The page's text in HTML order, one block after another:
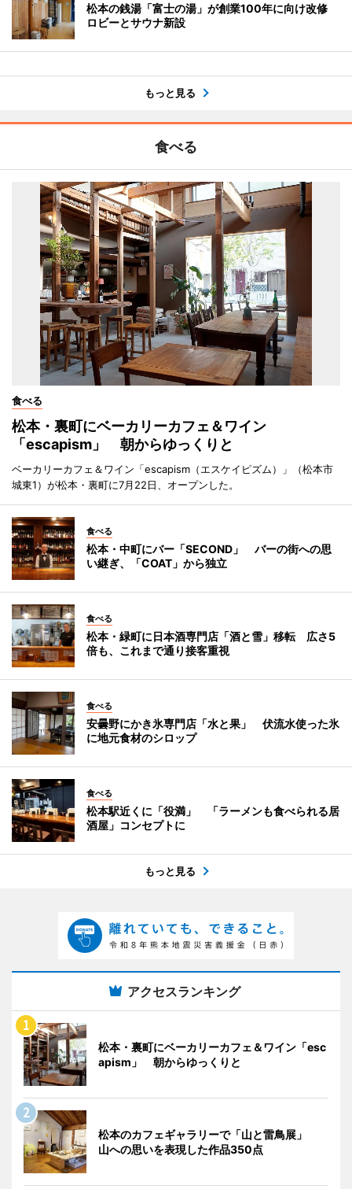
松本の銭湯「富士の湯」が創業100年に向け改修
ロビーとサウナ新設
もっと見る
食べる
食べる
松本・裏町にベーカリーカフェ＆ワイン
「escapism」 朝からゆっくりと
ベーカリーカフェ＆ワイン「escapism（エスケイピズム）」（松本市
城東1）が松本・裏町に7月22日、オープンした。
食べる
松本・中町にバー「SECOND」 バーの街への思
い継ぎ、「COAT」から独立
食べる
松本・緑町に日本酒専門店「酒と雪」移転 広さ5
倍も、これまで通り接客重視
食べる
安曇野にかき氷専門店「水と果」 伏流水使った氷
に地元食材のシロップ
食べる
松本駅近くに「役満」 「ラーメンも食べられる居
酒屋」コンセプトに
もっと見る
アクセスランキング
松本・裏町にベーカリーカフェ＆ワイン「esc
apism」 朝からゆっくりと
松本のカフェギャラリーで「山と雷鳥展」
山への思いを表現した作品350点